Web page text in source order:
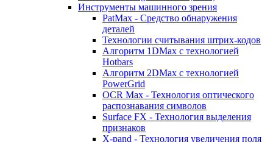
Инструменты машинного зрения
PatMax - Средство обнаружения
деталей
Технологии считывания штрих-кодов
Алгоритм 1DMax с технологией
Hotbars
Алгоритм 2DMax с технологией
PowerGrid
OCR Max - Технология оптического
распознавания символов
Surface FX - Технология выделения
признаков
X-pand - Технология увеличения поля